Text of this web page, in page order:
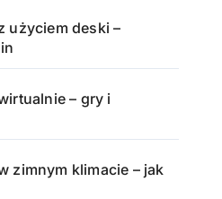
użyciem deski –
– gry i
zimnym klimacie – jak